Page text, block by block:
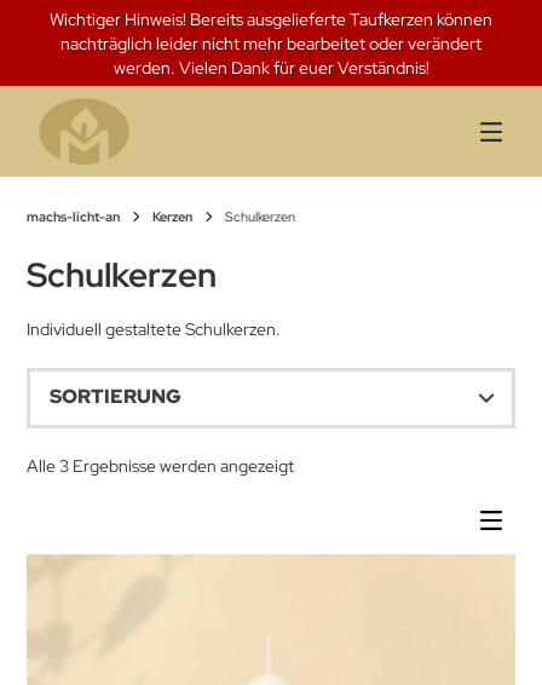
Springen
Inhalt
Wichtiger Hinweis! Bereits ausgelieferte Taufkerzen können
nachträglich leider nicht mehr bearbeitet oder verändert
werden. Vielen Dank für euer Verständnis!
machs-licht-an Kerzen Schulkerzen
Schulkerzen
Individuell gestaltete Schulkerzen.
Alle 3 Ergebnisse werden angezeigt